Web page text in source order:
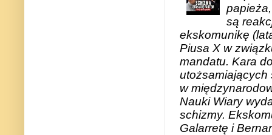
są
ekskomunikę
Piusa X w
mandatu. Kara
utożsamiających
w
Nauki Wiary
schizmy.
Galarretę i